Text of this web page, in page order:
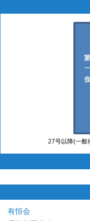
27号以降(一般
有恒会